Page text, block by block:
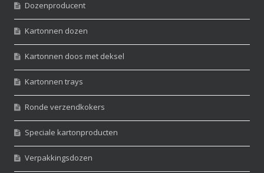
Dozenproducent
Kartonnen dozen
Kartonnen doos met deksel
Kartonnen trays
Ronde verzendkokers
Speciale kartonproducten
Verpakkingsdozen